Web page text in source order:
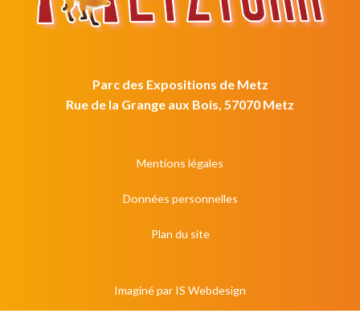
Parc des Expositions de Metz
Rue de la Grange aux Bois, 57070 Metz
Mentions légales
Données personnelles
Plan du site
Imaginé par IS Webdesign